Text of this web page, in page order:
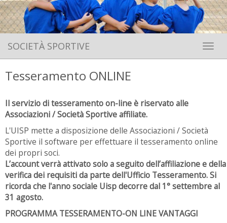
SOCIETÀ SPORTIVE
Tesseramento ONLINE
Il servizio di tesseramento on-line è riservato alle
Associazioni / Società Sportive affiliate.
L'UISP mette a disposizione delle Associazioni / Società
Sportive il software per effettuare il tesseramento online
dei propri soci.
L’account verrà attivato solo a seguito dell’affiliazione e della
verifica dei requisiti da parte dell'Ufficio Tesseramento. Si
ricorda che l'anno sociale Uisp decorre dal 1° settembre al
31 agosto.
PROGRAMMA TESSERAMENTO-ON LINE VANTAGGI